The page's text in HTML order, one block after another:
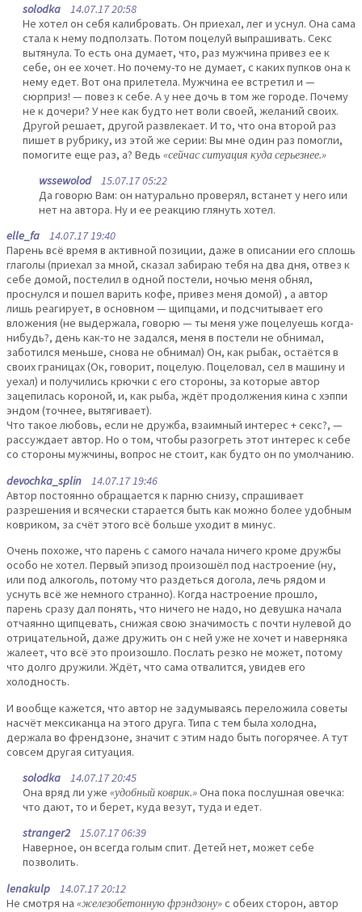
solodka 14.07.17 20:58
Не хотел он себя калибровать. Он приехал, лег и уснул. Она сама
стала к нему подползать. Потом поцелуй выпрашивать. Секс
вытянула. То есть она думает, что, раз мужчина привез ее к
себе, он ее хочет. Но почему-то не думает, с каких пупков она к
нему едет. Вот она прилетела. Мужчина ее встретил и —
сюрприз! — повез к себе. А у нее дочь в том же городе. Почему
не к дочери? У нее как будто нет воли своей, желаний своих.
Другой решает, другой развлекает. И то, что она второй раз
пишет в рубрику, из этой же серии: Вы мне один раз помогли,
помогите еще раз, а? Ведь «сейчас ситуация куда серьезнее.»
wssewolod15.07.17 05:22
Да говорю Вам: он натурально проверял, встанет у него или
нет на автора. Ну и ее реакцию глянуть хотел.
elle_fa 14.07.17 19:40
Парень всё время в активной позиции, даже в описании его сплошь
глаголы (приехал за мной, сказал забираю тебя на два дня, отвез к
себе домой, постелил в одной постели, ночью меня обнял,
проснулся и пошел варить кофе, привез меня домой) , а автор
лишь реагирует, в основном — щипцами, и подсчитывает его
вложения (не выдержала, говорю — ты меня уже поцелуешь когда-
нибудь?, день как-то не задался, меня в постели не обнимал,
заботился меньше, снова не обнимал) Он, как рыбак, остаётся в
своих границах (Ок, говорит, поцелую. Поцеловал, сел в машину и
уехал) и получились крючки с его стороны, за которые автор
зацепилась короной, и, как рыба, ждёт продолжения кина с хэппи
эндом (точнее, вытягивает).
Что такое любовь, если не дружба, взаимный интерес + секс?, —
рассуждает автор. Но о том, чтобы разогреть этот интерес к себе
со стороны мужчины, вопрос не стоит, как будто он по умолчанию.
devochka_splin 14.07.17 19:46
Автор постоянно обращается к парню снизу, спрашивает
разрешения и всячески старается быть как можно более удобным
ковриком, за счёт этого всё больше уходит в минус.
Очень похоже, что парень с самого начала ничего кроме дружбы
особо не хотел. Первый эпизод произошёл под настроение (ну,
или под алкоголь, потому что раздеться догола, лечь рядом и
уснуть всё же немного странно). Когда настроение прошло,
парень сразу дал понять, что ничего не надо, но девушка начала
отчаянно щипцевать, снижая свою значимость с почти нулевой до
отрицательной, даже дружить он с ней уже не хочет и наверняка
жалеет, что всё это произошло. Послать резко не может, потому
что долго дружили. Ждёт, что сама отвалится, увидев его
холодность.
И вообще кажется, что автор не задумываясь переложила советы
насчёт мексиканца на этого друга. Типа с тем была холодна,
держала во френдзоне, значит с этим надо быть погорячее. А тут
совсем другая ситуация.
solodka 14.07.17 20:45
Она вряд ли уже «удобный коврик.»Она пока послушная овечка:
что дают, то и берет, куда везут, туда и едет.
stranger2 15.07.17 06:39
Наверное, он всегда голым спит. Детей нет, может себе
позволить.
lenakulp 14.07.17 20:12
Не смотря на «железобетонную фрэндзону»с обеих сторон, автор